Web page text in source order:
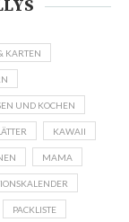
KARTEN
UND KOCHEN
KAWAII
MAMA
PACKLISTE